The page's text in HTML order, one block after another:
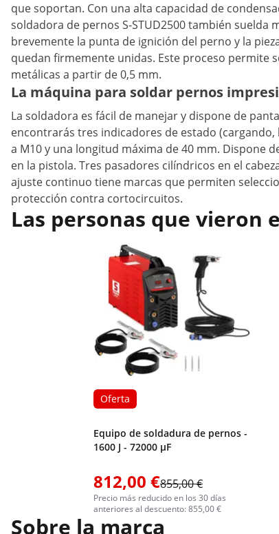
que soportan. Con una alta capacidad de
soldadora de pernos S-STUD2500 también suelda
brevemente la punta de ignición del perno y la
quedan firmemente unidas. Este proceso permite
metálicas a partir de 0,5 mm.
La máquina para soldar pernos
La soldadora es fácil de manejar y dispone de
encontrarás tres indicadores de estado
a M10 y una longitud máxima de 40 mm. Dispone
en la pistola. Tres pasadores cilíndricos en el
ajuste continuo tiene marcas que permiten
protección contra cortocircuitos.
Las personas que
Oferta
Equipo de soldadura de pernos -
1600 J - 72000 µF
812,00 €855,00 €
Precio más reducido en los 30 días
anteriores al descuento: 855,00 €
Sobre la marca